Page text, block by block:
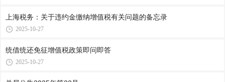
上海税务：关于违约金缴纳增值税有关问题的备忘录
2025-10-27
统借统还免征增值税政策即问即答
2025-10-27